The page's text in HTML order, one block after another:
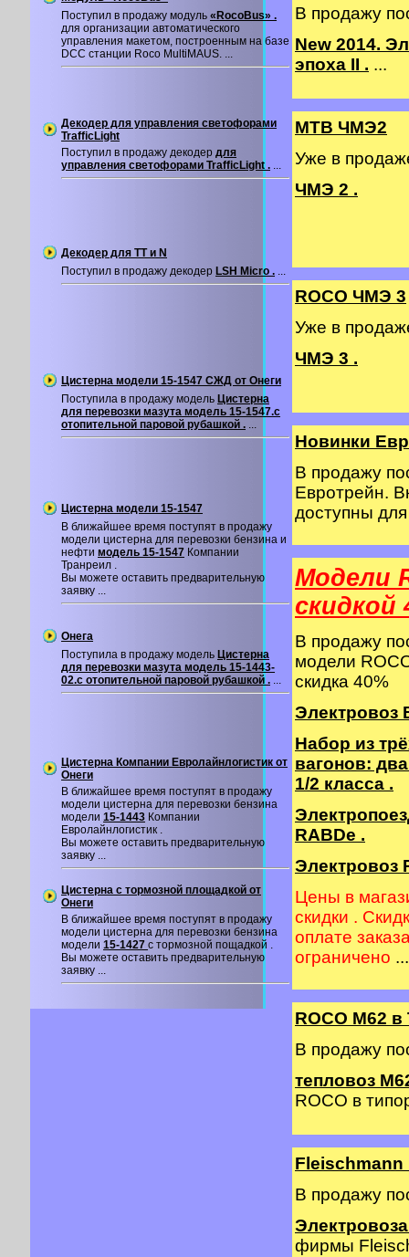
Поступил в продажу модуль «RocoBus» .
для организации автоматического
управления макетом, построенным на базе
DCC станции Roco MultiMAUS. ...
Декодер для управления светофорами
TrafficLight
Поступил в продажу декодер для
управления светофорами TrafficLight . ...
Декодер для TT и N
Поступил в продажу декодер LSH Micro . ...
Цистерна модели 15-1547 СЖД от Онеги
Поступила в продажу модель Цистерна
для перевозки мазута модель 15-1547.с
отопительной паровой рубашкой . ...
Цистерна модели 15-1547
В ближайшее время поступят в продажу
модели цистерна для перевозки бензина и
нефти модель 15-1547 Компании
Транреил .
Вы можете оставить предварительную
заявку ...
Онега
Поступила в продажу модель Цистерна
для перевозки мазута модель 15-1443-
02.с отопительной паровой рубашкой . ...
Цистерна Компании Евролайнлогистик от
Онеги
В ближайшее время поступят в продажу
модели цистерна для перевозки бензина
модели 15-1443 Компании
Евролайнлогистик .
Вы можете оставить предварительную
заявку ...
Цистерна с тормозной площадкой от
Онеги
В ближайшее время поступят в продажу
модели цистерна для перевозки бензина
модели 15-1427 с тормозной пощадкой .
Вы можете оставить предварительную
заявку ...
В продажу
New 2014.
эпоха II . ...
MTB ЧМЭ2
Уже в
ЧМЭ 2 .
ROCO ЧМЭ 3
Уже в
ЧМЭ 3 .
Новинки
В продажу
Евротрейн.
доступны
Модели
cкидкой
В продажу
модели
скидка 40%
Электровоз
Набор из
вагонов:
1/2 класса .
RABDe .
Электровоз
Цены в
скидки .
оплате
ограничено ...
ROCO M62 в
В продажу
тепловоз
ROCO в
Fleischmann
В продажу
фирмы